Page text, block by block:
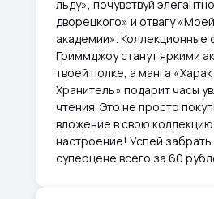
льду», почувствуй
дворецкого» и отвагу
академии». Коллекционные
Гриммджоу станут яркими
твоей полке, а манга
Хранитель» подарит часы
чтения. Это не просто
вложение в свою
настроение! Успей забрать
суперцене всего за 60